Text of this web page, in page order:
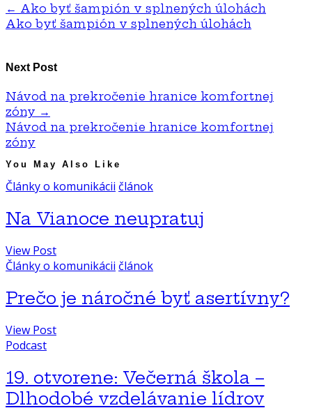
← Ako byť šampión v splnených úlohách
Ako byť šampión v splnených úlohách
Next Post
Návod na prekročenie hranice komfortnej
zóny →
Návod na prekročenie hranice komfortnej
zóny
You May Also Like
Články o komunikácii článok
Na Vianoce neupratuj
View Post
Články o komunikácii článok
Prečo je náročné byť asertívny?
View Post
Podcast
19. otvorene: Večerná škola –
Dlhodobé vzdelávanie lídrov